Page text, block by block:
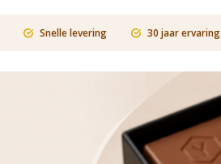
Snelle levering 30 jaar ervaring